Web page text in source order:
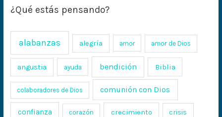
¿Qué estás pensando?
alabanzas alegría amor amor de Dios
angustia ayuda bendición Biblia
colaboradores de Dios comunión con Dios
confianza corazón crecimiento crisis